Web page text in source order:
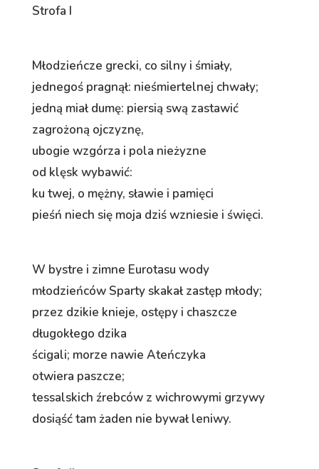
Strofa I
Młodzieńcze grecki, co silny i śmiały,
jednegoś pragnął: nieśmiertelnej chwały;
jedną miał dumę: piersią swą zastawić
zagrożoną ojczyznę,
ubogie wzgórza i pola nieżyzne
od klęsk wybawić:
ku twej, o mężny, sławie i pamięci
pieśń niech się moja dziś wzniesie i święci.
W bystre i zimne Eurotasu wody
młodzieńców Sparty skakał zastęp młody;
przez dzikie knieje, ostępy i chaszcze
długokłego dzika
ścigali; morze nawie Ateńczyka
otwiera paszcze;
tessalskich źrebców z wichrowymi grzywy
dosiąść tam żaden nie bywał leniwy.